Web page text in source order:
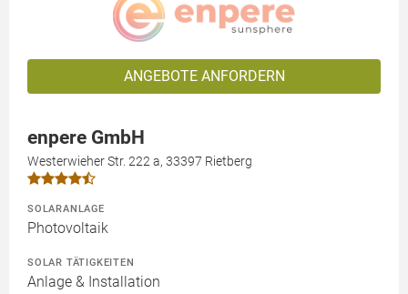
ANGEBOTE ANFORDERN
enpere GmbH
Westerwieher Str. 222 a, 33397 Rietberg
SOLARANLAGE
Photovoltaik
SOLAR TÄTIGKEITEN
Anlage & Installation